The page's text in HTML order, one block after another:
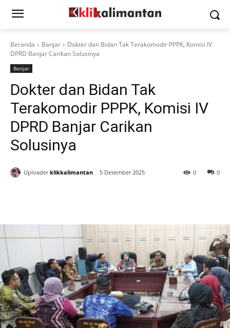
Beranda Banjar
Dokter dan Bidan Tak Terakomodir PPPK, Komisi IV
DPRD Banjar Carikan Solusinya
Banjar
Dokter dan Bidan Tak
Terakomodir PPPK, Komisi IV
DPRD Banjar Carikan
Solusinya
Uploader klikkalimantan 5 Desember 2025 0
0